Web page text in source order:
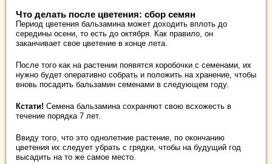
Что делать после цветения: сбор семян
Период цветения бальзамина может доходить вплоть до
середины осени, то есть до октября. Как правило, он
заканчивает свое цветение в конце лета.
После того как на растении появятся коробочки с семенами, их
нужно будет оперативно собрать и положить на хранение, чтобы
вновь посадить бальзамин семенами в следующем году.
Кстати! Семена бальзамина сохраняют свою всхожесть в
течение порядка 7 лет.
Ввиду того, что это однолетние растение, по окончанию
цветения их следует убрать с грядки, чтобы на будущий год
высадить на то же самое место.